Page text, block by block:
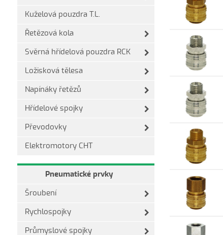
Kuželová pouzdra T.L.
Řetězová kola
Svěrná hřídelová pouzdra RCK
Ložisková tělesa
Napínáky řetězů
Hřídelové spojky
Převodovky
Elektromotory CHT
Pneumatické prvky
Šroubení
Rychlospojky
Průmyslové spojky